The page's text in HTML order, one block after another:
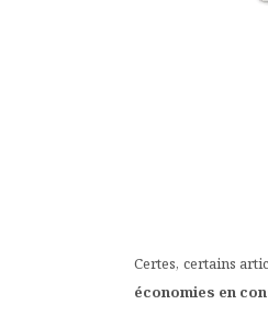
Certes, certains
économies en